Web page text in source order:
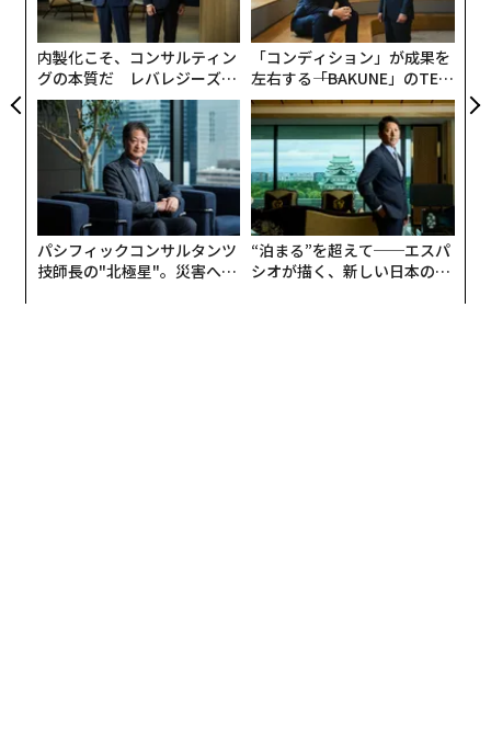
内製化こそ、コンサルティン
グの本質だ レバレジーズが
実践する、次世代ファームの
全貌
「コンディション」が成果を
左右する――「BAKUNE」のTEN
TIALが支える「挑戦者の明
日」
パシフィックコンサルタンツ
技師長の"北極星"。災害への
“泊まる”を超えて──エスパ
シオが描く、新しい日本のラ